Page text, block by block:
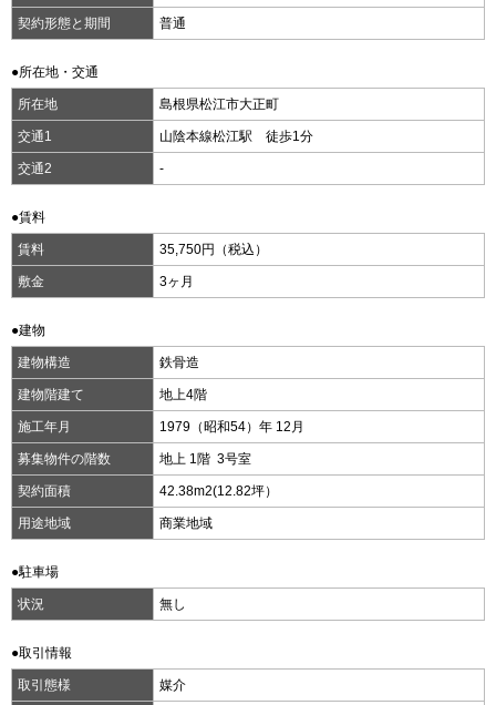
契約形態と期間 普通
●所在地・交通
所在地 島根県松江市大正町
交通1 山陰本線松江駅 徒歩1分
交通2 -
●賃料
賃料 35,750円（税込）
敷金 3ヶ月
●建物
建物構造 鉄骨造
建物階建て 地上4階
施工年月 1979（昭和54）年 12月
募集物件の階数 地上 1階 3号室
契約面積 42.38m2(12.82坪）
用途地域 商業地域
●駐車場
状況 無し
●取引情報
取引態様 媒介